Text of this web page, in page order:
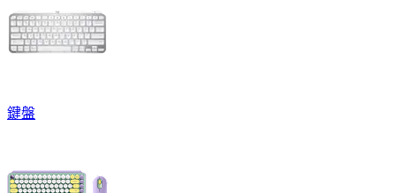
鍵盤